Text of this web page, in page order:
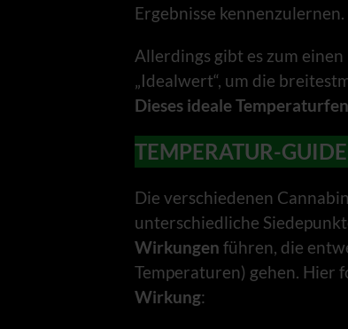
Ergebnisse kennenzulernen.
Allerdings gibt es zum
„Idealwert“, um die
Dieses ideale
TEMPERATUR-
Die verschiedenen
unterschiedliche
Wirkungen führen, die
Temperaturen) gehen. Hier
Wirkung: